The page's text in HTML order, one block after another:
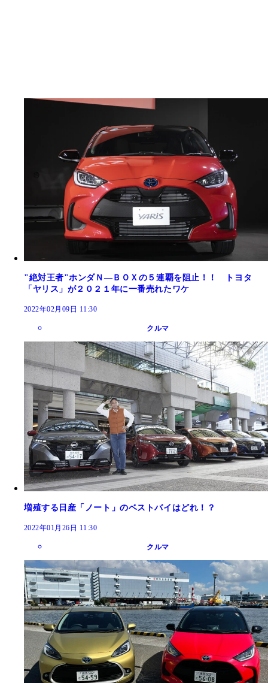
"絶対王者"ホンダＮ―ＢＯＸの５連覇を阻止！！ トヨタ
「ヤリス」が２０２１年に一番売れたワケ
2022年02月09日 11:30
クルマ
増殖する日産「ノート」のベストバイはどれ！？
2022年01月26日 11:30
クルマ